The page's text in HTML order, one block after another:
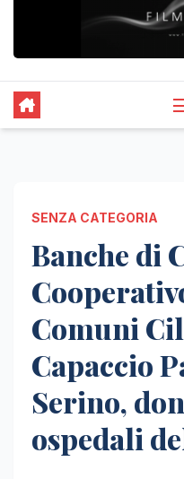
SENZA CATEGORIA
Banche di
Comuni
Capaccio
Serino,
ospedali